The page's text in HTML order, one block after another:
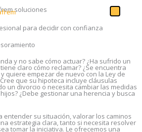
Menú
soluciones
para decidir con confianza
y no sabe cómo actuar? ¿Ha sufrido un
claro cómo reclamar? ¿Se encuentra
quiere empezar de nuevo con la Ley de
que su hipoteca incluye cláusulas
un divorcio o necesita cambiar las medidas
¿Debe gestionar una herencia y busca
entender su situación, valorar los caminos
estrategia clara, tanto si necesita resolver
tomar la iniciativa. Le ofrecemos una